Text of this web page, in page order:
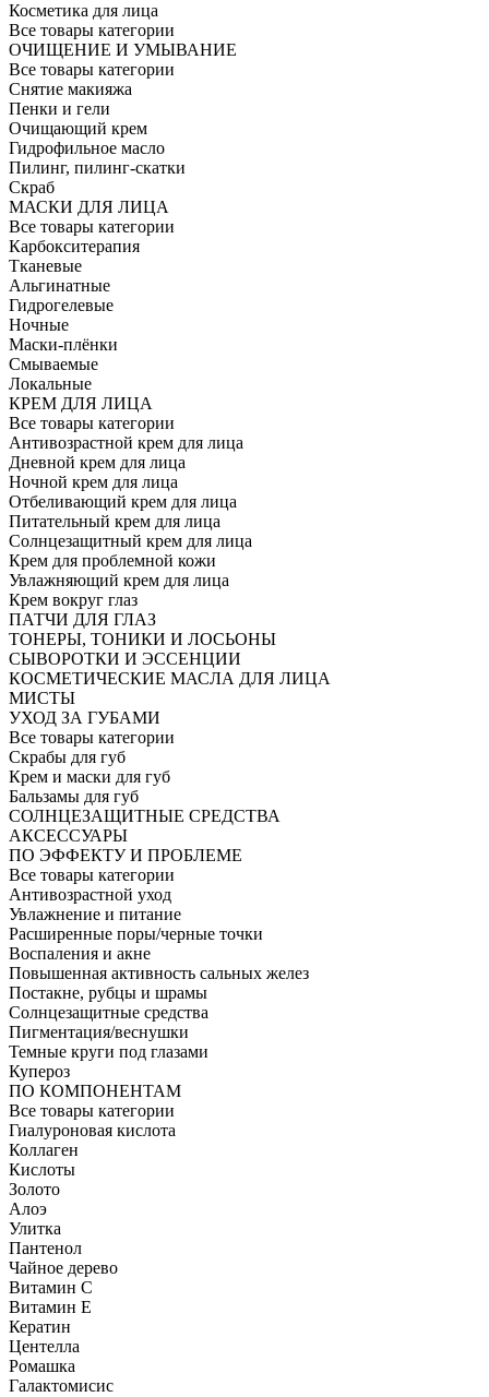
Косметика для лица
Все товары категории
ОЧИЩЕНИЕ И УМЫВАНИЕ
Все товары категории
Снятие макияжа
Пенки и гели
Очищающий крем
Гидрофильное масло
Пилинг, пилинг-скатки
Скраб
МАСКИ ДЛЯ ЛИЦА
Все товары категории
Карбокситерапия
Тканевые
Альгинатные
Гидрогелевые
Ночные
Маски-плёнки
Смываемые
Локальные
КРЕМ ДЛЯ ЛИЦА
Все товары категории
Антивозрастной крем для лица
Дневной крем для лица
Ночной крем для лица
Отбеливающий крем для лица
Питательный крем для лица
Солнцезащитный крем для лица
Крем для проблемной кожи
Увлажняющий крем для лица
Крем вокруг глаз
ПАТЧИ ДЛЯ ГЛАЗ
ТОНЕРЫ, ТОНИКИ И ЛОСЬОНЫ
СЫВОРОТКИ И ЭССЕНЦИИ
КОСМЕТИЧЕСКИЕ МАСЛА ДЛЯ ЛИЦА
МИСТЫ
УХОД ЗА ГУБАМИ
Все товары категории
Скрабы для губ
Крем и маски для губ
Бальзамы для губ
СОЛНЦЕЗАЩИТНЫЕ СРЕДСТВА
АКСЕССУАРЫ
ПО ЭФФЕКТУ И ПРОБЛЕМЕ
Все товары категории
Антивозрастной уход
Увлажнение и питание
Расширенные поры/черные точки
Воспаления и акне
Повышенная активность сальных желез
Постакне, рубцы и шрамы
Солнцезащитные средства
Пигментация/веснушки
Темные круги под глазами
Купероз
ПО КОМПОНЕНТАМ
Все товары категории
Гиалуроновая кислота
Коллаген
Кислоты
Золото
Алоэ
Улитка
Пантенол
Чайное дерево
Витамин C
Витамин Е
Кератин
Центелла
Ромашка
Галактомисис